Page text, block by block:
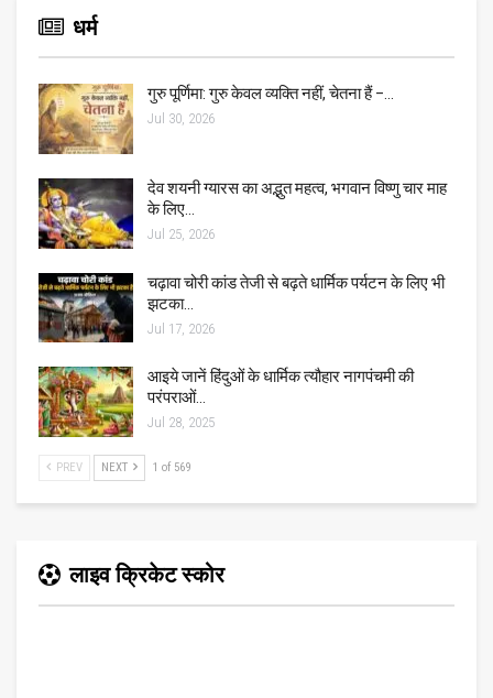
धर्म
गुरु पूर्णिमा: गुरु केवल व्यक्ति नहीं, चेतना हैं –…
Jul 30, 2026
देव शयनी ग्यारस का अद्भुत महत्व, भगवान विष्णु चार माह
के लिए…
Jul 25, 2026
चढ़ावा चोरी कांड तेजी से बढ़ते धार्मिक पर्यटन के लिए भी
झटका…
Jul 17, 2026
आइये जानें हिंदुओं के धार्मिक त्यौहार नागपंचमी की
परंपराओं…
Jul 28, 2025
PREV NEXT 1 of 569
लाइव क्रिकेट स्कोर